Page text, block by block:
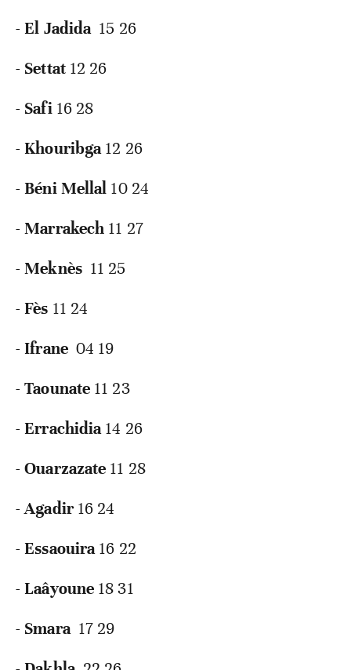
-El Jadida15 26
- Settat12 26
- Safi16 28
-Khouribga12 26
-Béni Mellal 10 24
-Marrakech 11 27
-Meknès11 25
-Fès 11 24
-Ifrane04 19
-Taounate 11 23
-Errachidia14 26
-Ouarzazate 11 28
-Agadir16 24
-Essaouira16 22
-Laâyoune 18 31
- Smara17 29